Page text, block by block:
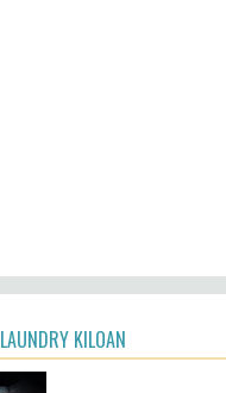
KILOAN